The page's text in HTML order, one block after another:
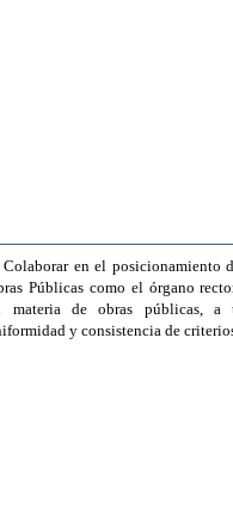
Colaborar en el posicionamiento
Públicas como el órgano
materia de obras públicas, a
y consistencia de